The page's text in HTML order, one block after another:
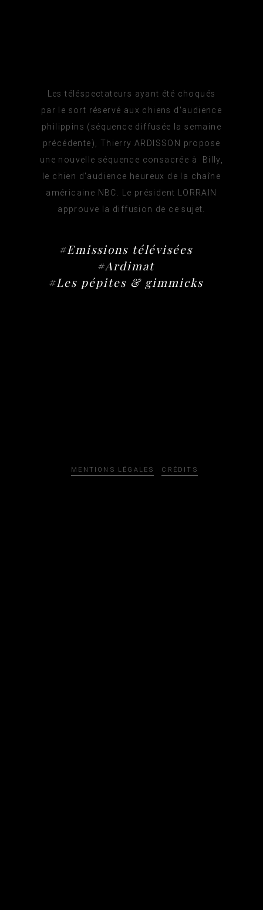
Les téléspectateurs ayant été choqués
par le sort réservé aux chiens d'audience
philippins (séquence diffusée la semaine
précédente), Thierry ARDISSON propose
une nouvelle séquence consacrée à Billy,
le chien d'audience heureux de la chaîne
américaine NBC. Le président LORRAIN
approuve la diffusion de ce sujet.
#Emissions télévisées
#Ardimat
#Les pépites & gimmicks
MENTIONS LÉGALES CRÉDITS